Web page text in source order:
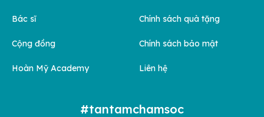
Bác sĩ
Cộng đồng
Hoàn Mỹ Academy
Chính sách quà tặng
Chính sách bảo mật
Liên hệ
#tantamchamsoc